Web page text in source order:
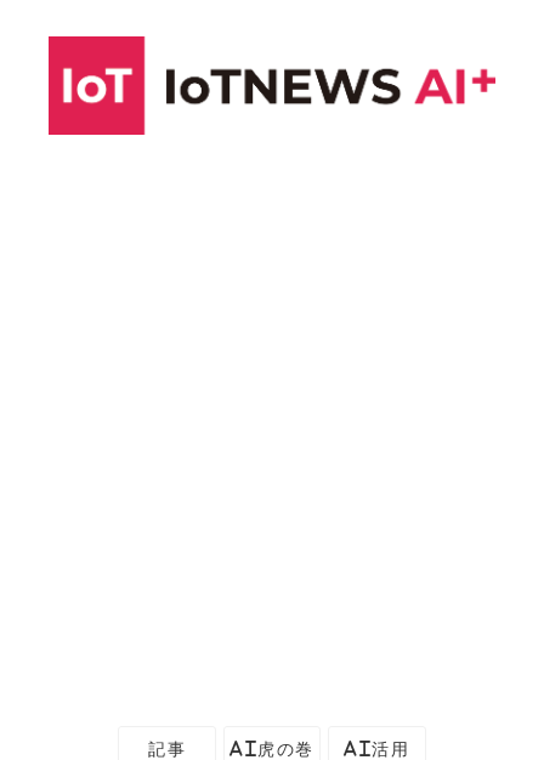
記事 AI虎の巻 AI活用